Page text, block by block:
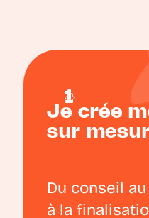
Je crée
sur
Du conseil
à la